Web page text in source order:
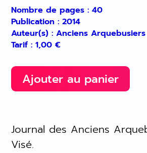
Nombre de pages : 40
Publication : 2014
Auteur(s) : Anciens Arquebusiers
Tarif :1,00€
Ajouter au panier
Journal des Anciens
Visé.